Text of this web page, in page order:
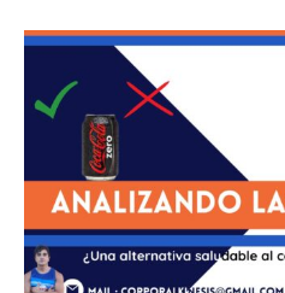
Analizando
Coca
¿Una
alternativa
saludable
al